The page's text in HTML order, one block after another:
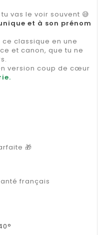
vas le voir souvent 😅
et à son prénom
classique en une
et canon, que tu ne
version coup de cœur
🎁
français